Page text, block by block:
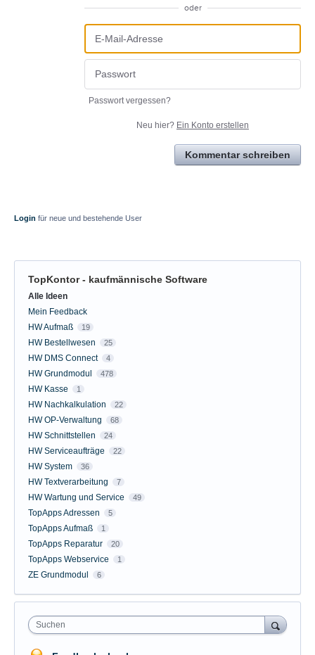
oder
Passwort vergessen?
Neu hier? Ein Konto erstellen
Kommentar schreiben
Login für neue und bestehende User
TopKontor - kaufmännische Software
Kategorien
Alle Ideen
Mein Feedback
HW Aufmaß
19
HW Bestellwesen 25
HW DMS Connect 4
HW Grundmodul 478
HW Kasse 1
HW Nachkalkulation 22
HW OP-Verwaltung 68
HW Schnittstellen 24
HW Serviceaufträge 22
HW System 36
HW Textverarbeitung 7
HW Wartung und Service 49
TopApps Adressen 5
TopApps Aufmaß 1
TopApps Reparatur 20
TopApps Webservice 1
ZE Grundmodul 6
Suchen